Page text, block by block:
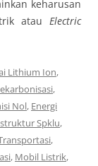
keharusan
atau Electric
Lithium Ion,
,
Nol, Energi
Spklu,
,
, Mobil Listrik,